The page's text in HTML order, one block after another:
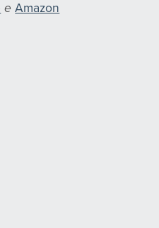
eAmazon